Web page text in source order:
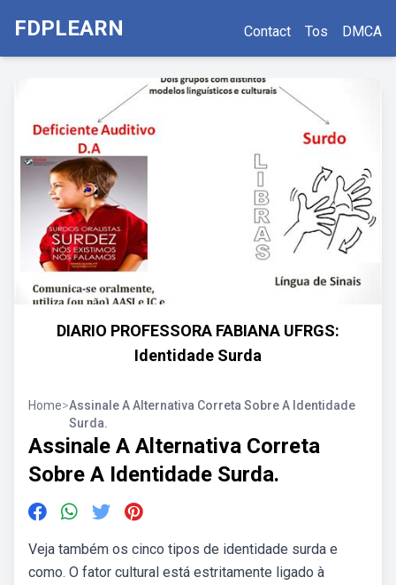
FDPLEARN Contact Tos DMCA
DIARIO PROFESSORA FABIANA UFRGS:
Identidade Surda
Home>Assinale A Alternativa Correta Sobre A Identidade
Surda.
Assinale A Alternativa Correta
Sobre A Identidade Surda.
Veja também os cinco tipos de identidade surda e
como. O fator cultural está estritamente ligado à